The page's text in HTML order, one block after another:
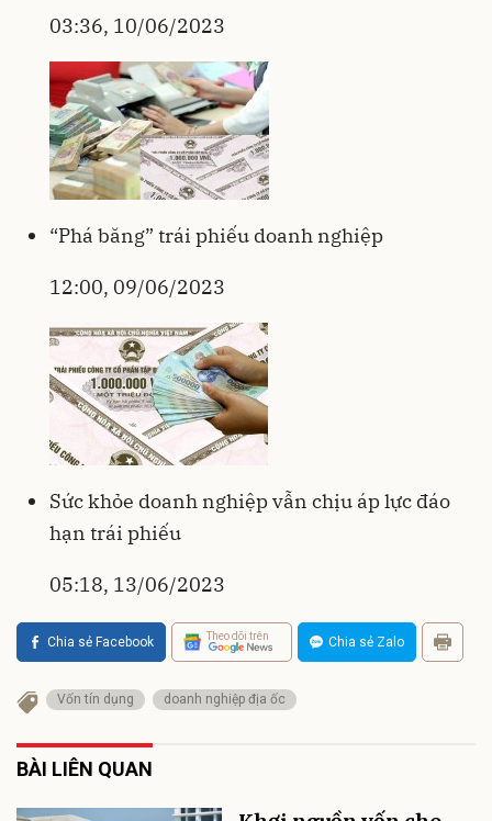
03:36, 10/06/2023
“Phá băng” trái phiếu doanh nghiệp
12:00, 09/06/2023
Sức khỏe doanh nghiệp vẫn chịu áp lực đáo
hạn trái phiếu
05:18, 13/06/2023
Chia sẻ Facebook Theo dõi trên Chia sẻ Zalo
Vốn tín dụng doanh nghiệp địa ốc
BÀI LIÊN QUAN